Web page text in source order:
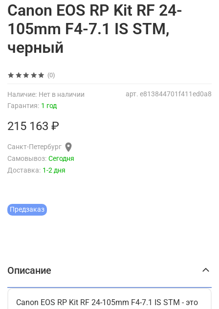
(0)
арт. e813844701f411ed0a8
Наличие: Нет в наличии
Гарантия: 1 год
Предзаказ
Canon EOS RP Kit RF 24-
105mm F4-7.1 IS STM,
черный
215 163 ₽
Санкт-Петербург
Самовывоз: Сегодня
Доставка: 1-2 дня
Описание
Canon EOS RP Kit RF 24-105mm F4-7.1 IS STM - это